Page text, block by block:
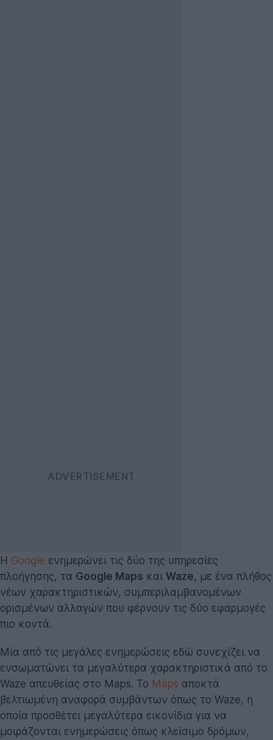
Η Google ενημερώνει τις δύο της υπηρεσίες
πλοήγησης, τα Google Maps και Waze, με ένα πλήθος
νέων χαρακτηριστικών, συμπεριλαμβανομένων
ορισμένων αλλαγών που φέρνουν τις δύο εφαρμογές
πιο κοντά.
Μία από τις μεγάλες ενημερώσεις εδώ συνεχίζει να
ενσωματώνει τα μεγαλύτερα χαρακτηριστικά από το
Waze απευθείας στο Maps. Το Maps αποκτά
βελτιωμένη αναφορά συμβάντων όπως το Waze, η
οποία προσθέτει μεγαλύτερα εικονίδια για να
μοιράζονται ενημερώσεις όπως κλείσιμο δρόμων,